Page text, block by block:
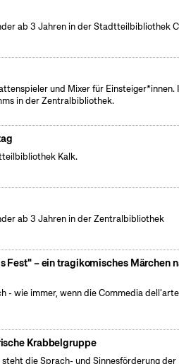
ab 3 Jahren in der Stadtteilbibliothek
und Mixer für Einsteiger*innen.
in der Zentralbibliothek.
Kalk.
ab 3 Jahren in der Zentralbibliothek
Fest" – ein tragikomisches Märchen
- wie immer, wenn die Commedia
Krabbelgruppe
die Sprach- und Sinnesförderung der